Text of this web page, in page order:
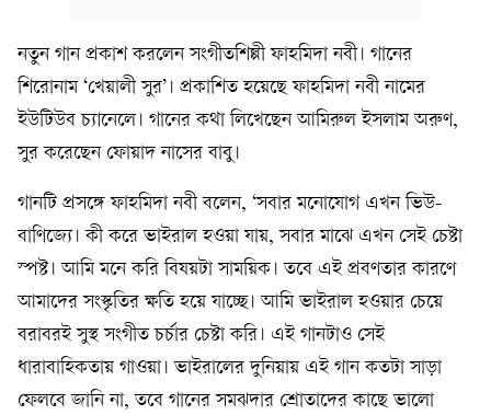
নতুন গান প্রকাশ করলেন সংগীতশিল্পী ফাহমিদা নবী। গানের
শিরোনাম ‘খেয়ালী সুর’। প্রকাশিত হয়েছে ফাহমিদা নবী নামের
ইউটিউব চ্যানেলে। গানের কথা লিখেছেন আমিরুল ইসলাম অরুণ,
সুর করেছেন ফোয়াদ নাসের বাবু।
গানটি প্রসঙ্গে ফাহমিদা নবী বলেন, ‘সবার মনোযোগ এখন ভিউ-
বাণিজ্যে। কী করে ভাইরাল হওয়া যায়, সবার মাঝে এখন সেই চেষ্টা
স্পষ্ট। আমি মনে করি বিষয়টা সাময়িক। তবে এই প্রবণতার কারণে
আমাদের সংস্কৃতির ক্ষতি হয়ে যাচ্ছে। আমি ভাইরাল হওয়ার চেয়ে
বরাবরই সুস্থ সংগীত চর্চার চেষ্টা করি। এই গানটাও সেই
ধারাবাহিকতায় গাওয়া। ভাইরালের দুনিয়ায় এই গান কতটা সাড়া
ফেলবে জানি না, তবে গানের সমঝদার শ্রোতাদের কাছে ভালো